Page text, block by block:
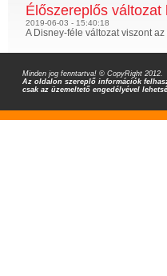
Élőszereplős változat
2019-06-03 - 15:40:18
A Disney-féle változat viszont
Minden jog fenntartva! © CopyRight 2012.
Az oldalon szereplő információk
csak az üzemeltető engedélyével